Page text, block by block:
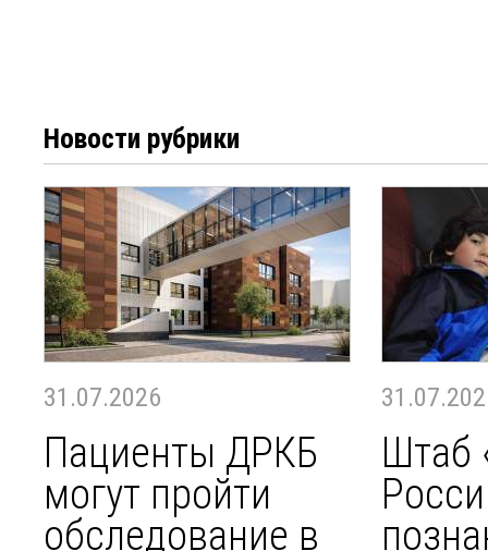
Новости рубрики
31.07.2026
Пациенты ДРКБ
могут пройти
обследование в
Штаб